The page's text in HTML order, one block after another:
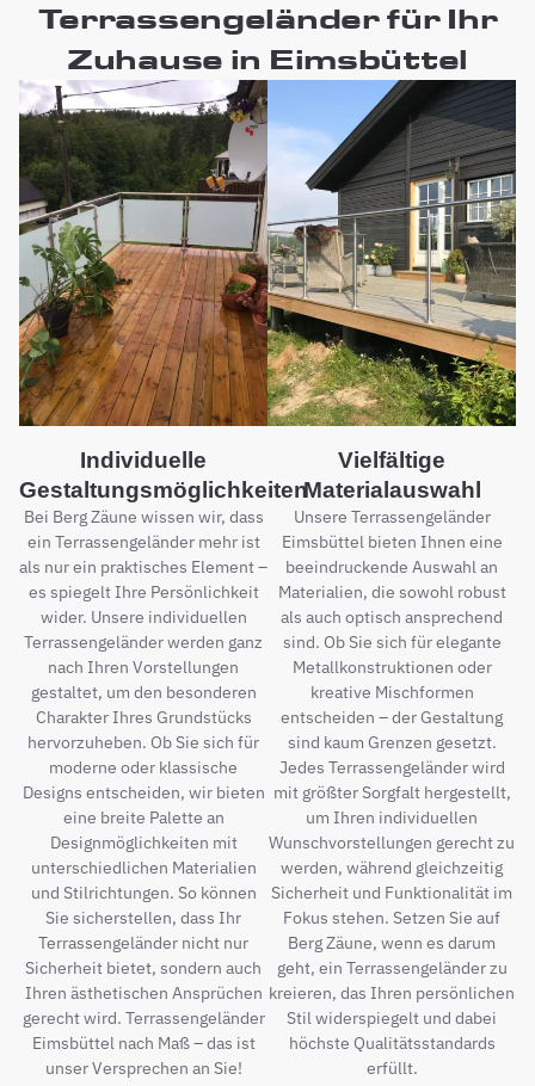
Terrassengeländer für Ihr
Zuhause in Eimsbüttel
Individuelle
Gestaltungsmöglichkeiten
Bei Berg Zäune wissen wir, dass
ein Terrassengeländer mehr ist
als nur ein praktisches Element –
es spiegelt Ihre Persönlichkeit
wider. Unsere individuellen
Terrassengeländer werden ganz
nach Ihren Vorstellungen
gestaltet, um den besonderen
Charakter Ihres Grundstücks
hervorzuheben. Ob Sie sich für
moderne oder klassische
Designs entscheiden, wir bieten
eine breite Palette an
Designmöglichkeiten mit
unterschiedlichen Materialien
und Stilrichtungen. So können
Sie sicherstellen, dass Ihr
Terrassengeländer nicht nur
Sicherheit bietet, sondern auch
Ihren ästhetischen Ansprüchen
gerecht wird. Terrassengeländer
Eimsbüttel nach Maß – das ist
unser Versprechen an Sie!
Vielfältige
Materialauswahl
Unsere Terrassengeländer
Eimsbüttel bieten Ihnen eine
beeindruckende Auswahl an
Materialien, die sowohl robust
als auch optisch ansprechend
sind. Ob Sie sich für elegante
Metallkonstruktionen oder
kreative Mischformen
entscheiden – der Gestaltung
sind kaum Grenzen gesetzt.
Jedes Terrassengeländer wird
mit größter Sorgfalt hergestellt,
um Ihren individuellen
Wunschvorstellungen gerecht zu
werden, während gleichzeitig
Sicherheit und Funktionalität im
Fokus stehen. Setzen Sie auf
Berg Zäune, wenn es darum
geht, ein Terrassengeländer zu
kreieren, das Ihren persönlichen
Stil widerspiegelt und dabei
höchste Qualitätsstandards
erfüllt.